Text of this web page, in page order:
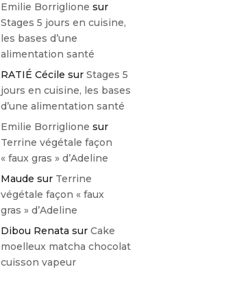
Emilie Borriglione sur
Stages 5 jours en cuisine,
les bases d’une
alimentation santé
RATIÉ Cécile surStages 5
jours en cuisine, les bases
d’une alimentation santé
Emilie Borriglione sur
Terrine végétale façon
« faux gras » d’Adeline
Maude sur Terrine
végétale façon « faux
gras » d’Adeline
Dibou Renata surCake
moelleux matcha chocolat
cuisson vapeur